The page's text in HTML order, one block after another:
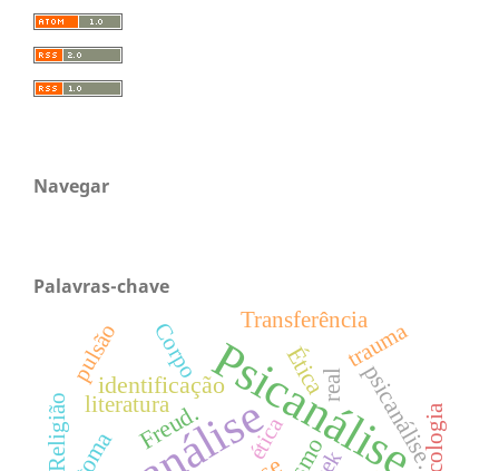
Navegar
Palavras-chave
Psicanálise
Ética psicanálise.
identificação
Freud.
literatura
real
trauma
Corpo
pulsão Transferência
ética
Religião